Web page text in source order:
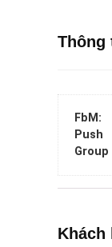
Thông
FbM:
Push
Group
Khách